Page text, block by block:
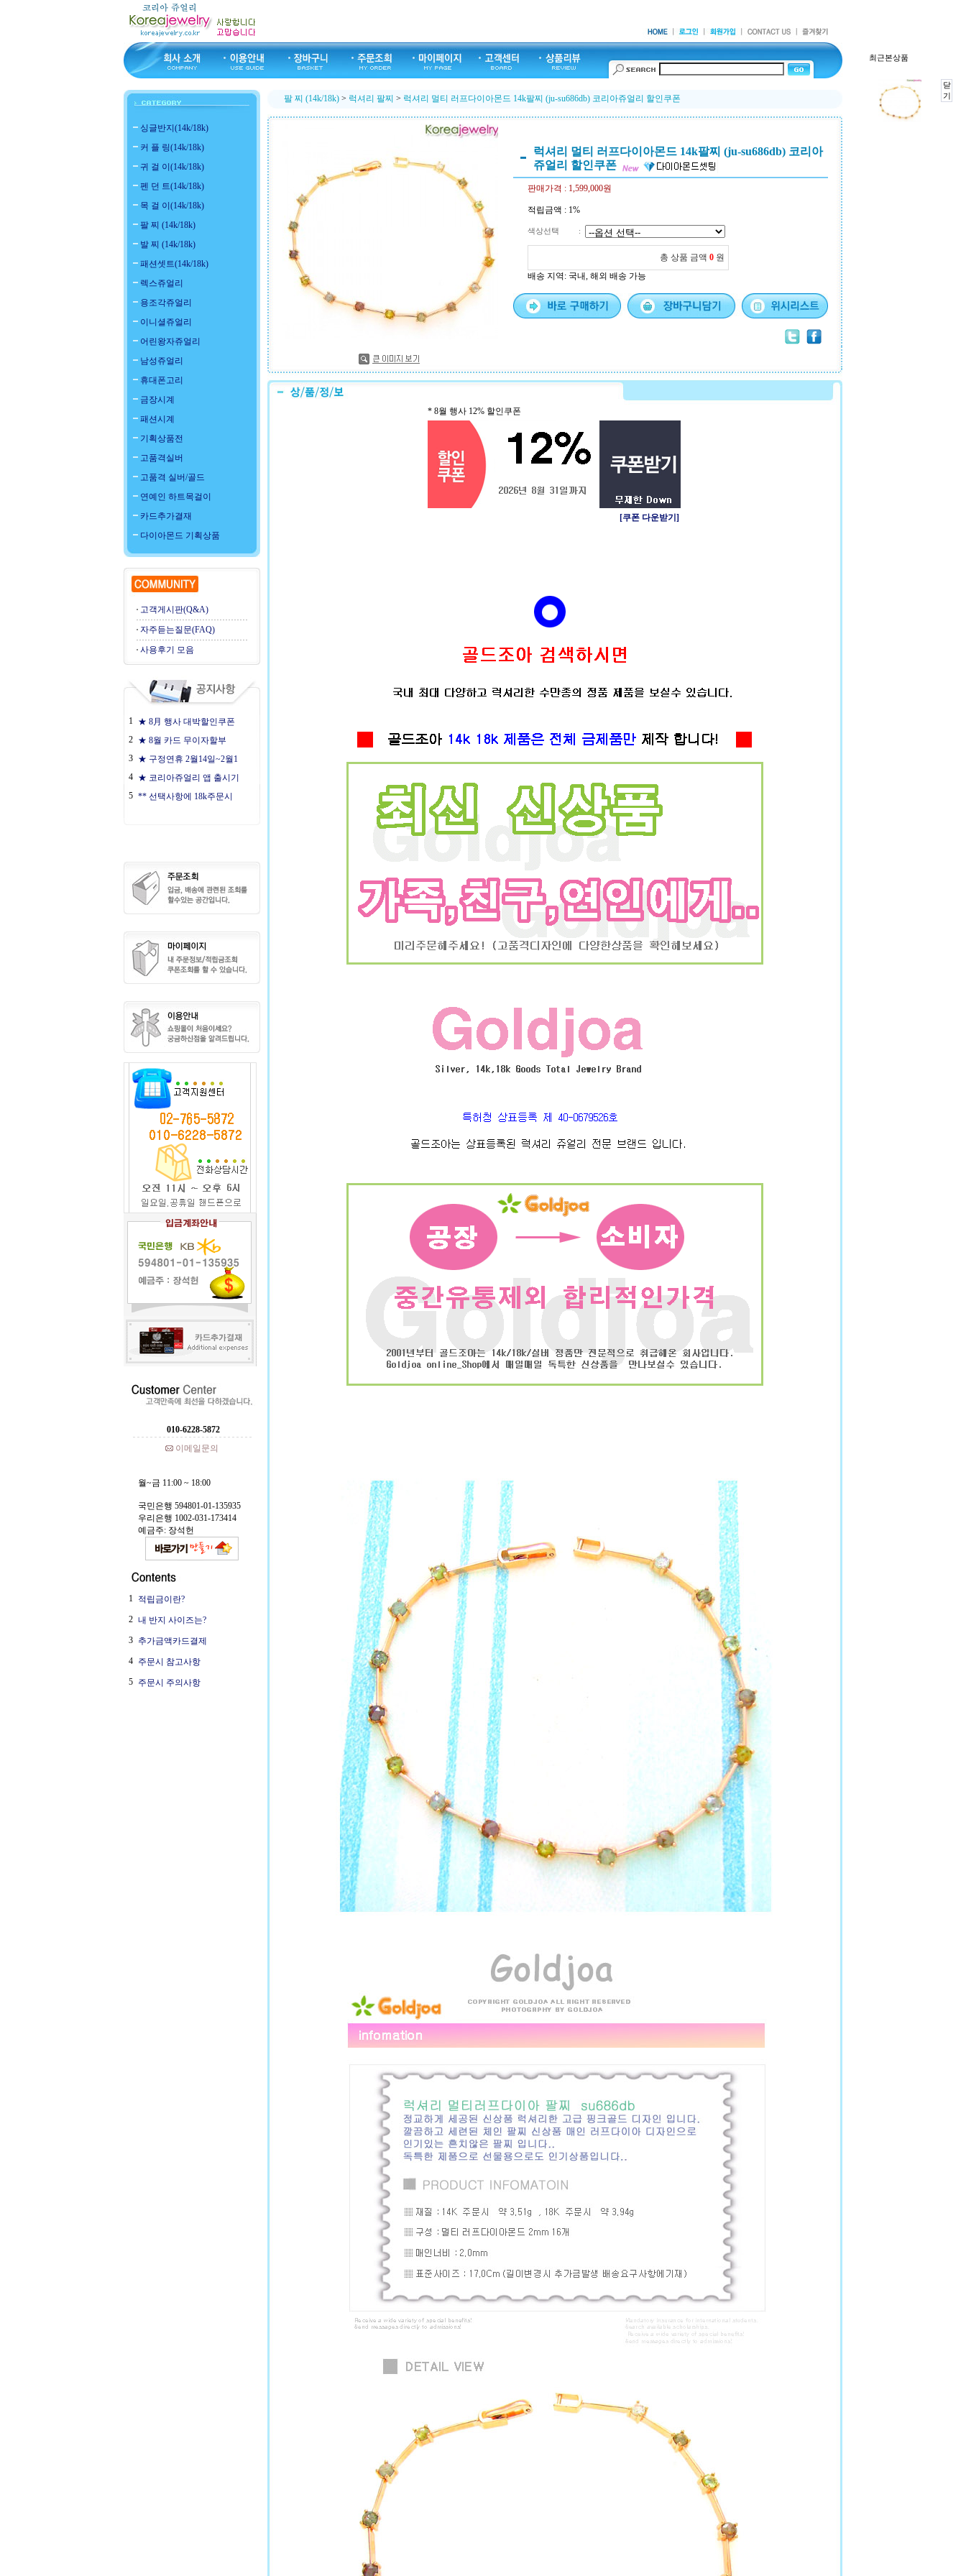
싱글반지(14k/18k)
커 플 링(14k/18k)
귀 걸 이(14k/18k)
펜 던 트(14k/18k)
목 걸 이(14k/18k)
팔 찌 (14k/18k)
발 찌 (14k/18k)
패션셋트(14k/18k)
렉스쥬얼리
용조각쥬얼리
이니셜쥬얼리
어린왕자쥬얼리
남성쥬얼리
휴대폰고리
금장시계
패션시계
기획상품전
고품격실버
고품격 실버/골드
연예인 하트목걸이
카드추가결재
다이아몬드 기획상품
고객게시판(Q&A)
자주듣는질문(FAQ)
사용후기 모음
1 ★ 8月 행사 대박할인쿠폰
2 ★ 8월 카드 무이자할부
3 ★ 구정연휴 2월14일~2월1
4 ★ 코리아쥬얼리 앱 출시기
5 ** 선택사항에 18k주문시
010-6228-5872
이메일문의
월~금 11:00 ~ 18:00
국민은행 594801-01-135935
우리은행 1002-031-173414
예금주: 장석헌
1 적립금이란?
2 내 반지 사이즈는?
3 추가금액카드결제
4 주문시 참고사항
5 주문시 주의사항
팔 찌 (14k/18k) > 럭셔리 팔찌 > 럭셔리 멀티 러프다이아몬드 14k팔찌 (ju-su686db) 코리아쥬얼리 할인쿠폰
럭셔리 멀티 러프다이아몬드 14k팔찌 (ju-su686db) 코리아
쥬얼리 할인쿠폰
판매가격 : 1,599,000원
적립금액 : 1%
색상선택 :
총 상품 금액 0 원
배송 지역 : 국내, 해외 배송 가능
* 8월 행사 12% 할인쿠폰
[쿠폰 다운받기]
최근본상품
닫
기